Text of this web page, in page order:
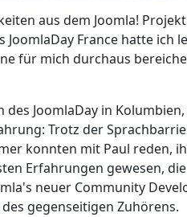
aus dem Joomla!
France hatte ich
für mich durchaus
JoomlaDay in
Trotz der
konnten mit Paul reden,
Erfahrungen gewesen,
neuer Community
gegenseitigen Zuhörens.